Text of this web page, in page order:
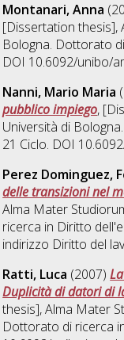
Montanari, Anna
[Dissertation thesis],
Bologna. Dottorato
DOI 10.6092/unibo/
Nanni, Mario Maria
pubblico impiego,
Università di
21 Ciclo. DOI
Perez Dominguez,
delle transizioni nel
Alma Mater
ricerca in Diritto
indirizzo Diritto del
Ratti, Luca (2007)
Duplicità di datori di
thesis], Alma Mater
Dottorato di ricerca